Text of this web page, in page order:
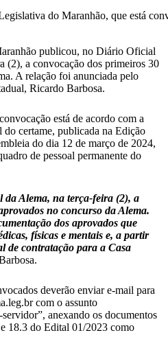
do Maranhão, que está
publicou, no Diário Oficial
(2), a convocação dos primeiros 30
A relação foi anunciada pelo
Ricardo Barbosa.
está de acordo com a
certame, publicada na Edição
do dia 12 de março de 2024,
de pessoal permanente do
Alema, na terça-feira (2), a
no concurso da Alema.
dos aprovados que
físicas e mentais e, a partir
de contratação para a Casa
deverão enviar e-mail para
com o assunto
anexando os documentos
18.3 do Edital 01/2023 como